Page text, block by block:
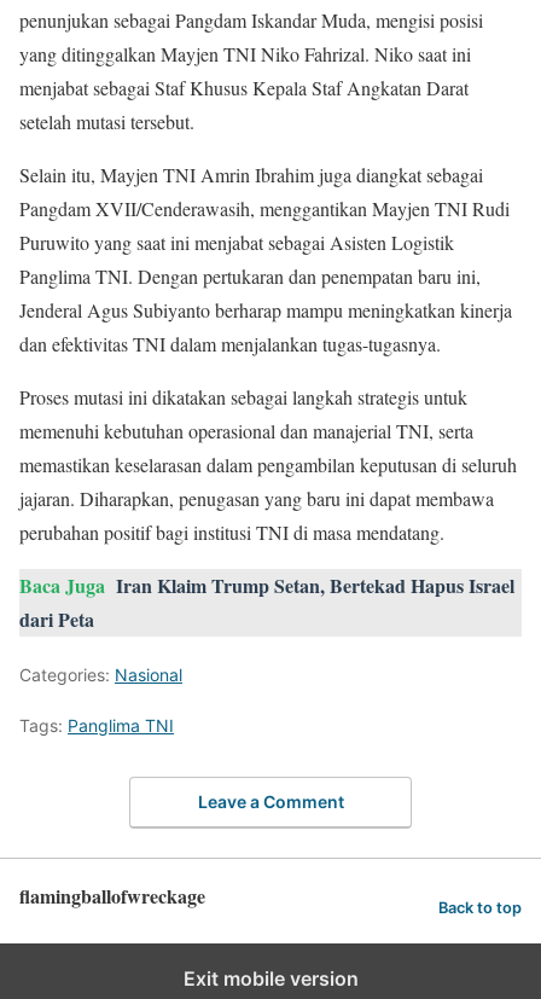
penunjukan sebagai Pangdam Iskandar Muda, mengisi posisi
yang ditinggalkan Mayjen TNI Niko Fahrizal. Niko saat ini
menjabat sebagai Staf Khusus Kepala Staf Angkatan Darat
setelah mutasi tersebut.
Selain itu, Mayjen TNI Amrin Ibrahim juga diangkat sebagai
Pangdam XVII/Cenderawasih, menggantikan Mayjen TNI Rudi
Puruwito yang saat ini menjabat sebagai Asisten Logistik
Panglima TNI. Dengan pertukaran dan penempatan baru ini,
Jenderal Agus Subiyanto berharap mampu meningkatkan kinerja
dan efektivitas TNI dalam menjalankan tugas-tugasnya.
Proses mutasi ini dikatakan sebagai langkah strategis untuk
memenuhi kebutuhan operasional dan manajerial TNI, serta
memastikan keselarasan dalam pengambilan keputusan di seluruh
jajaran. Diharapkan, penugasan yang baru ini dapat membawa
perubahan positif bagi institusi TNI di masa mendatang.
Baca Juga Iran Klaim Trump Setan, Bertekad Hapus Israel
dari Peta
Categories: Nasional
Tags: Panglima TNI
Leave a Comment
flamingballofwreckage Back to top
Exit mobile version